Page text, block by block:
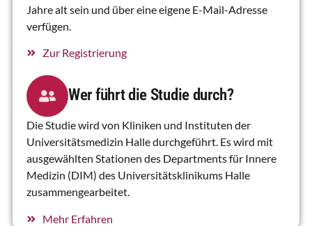
Jahre alt sein und über eine eigene E-Mail-Adresse
verfügen.
Zur Registrierung
Wer führt die Studie durch?
Die Studie wird von Kliniken und Instituten der
Universitätsmedizin Halle durchgeführt. Es wird mit
ausgewählten Stationen des Departments für Innere
Medizin (DIM) des Universitätsklinikums Halle
zusammengearbeitet.
Mehr Erfahren